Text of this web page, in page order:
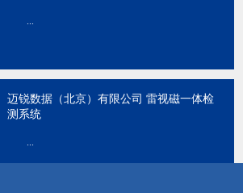
...
迈锐数据（北京）有限公司 雷视磁一体检
测系统
...